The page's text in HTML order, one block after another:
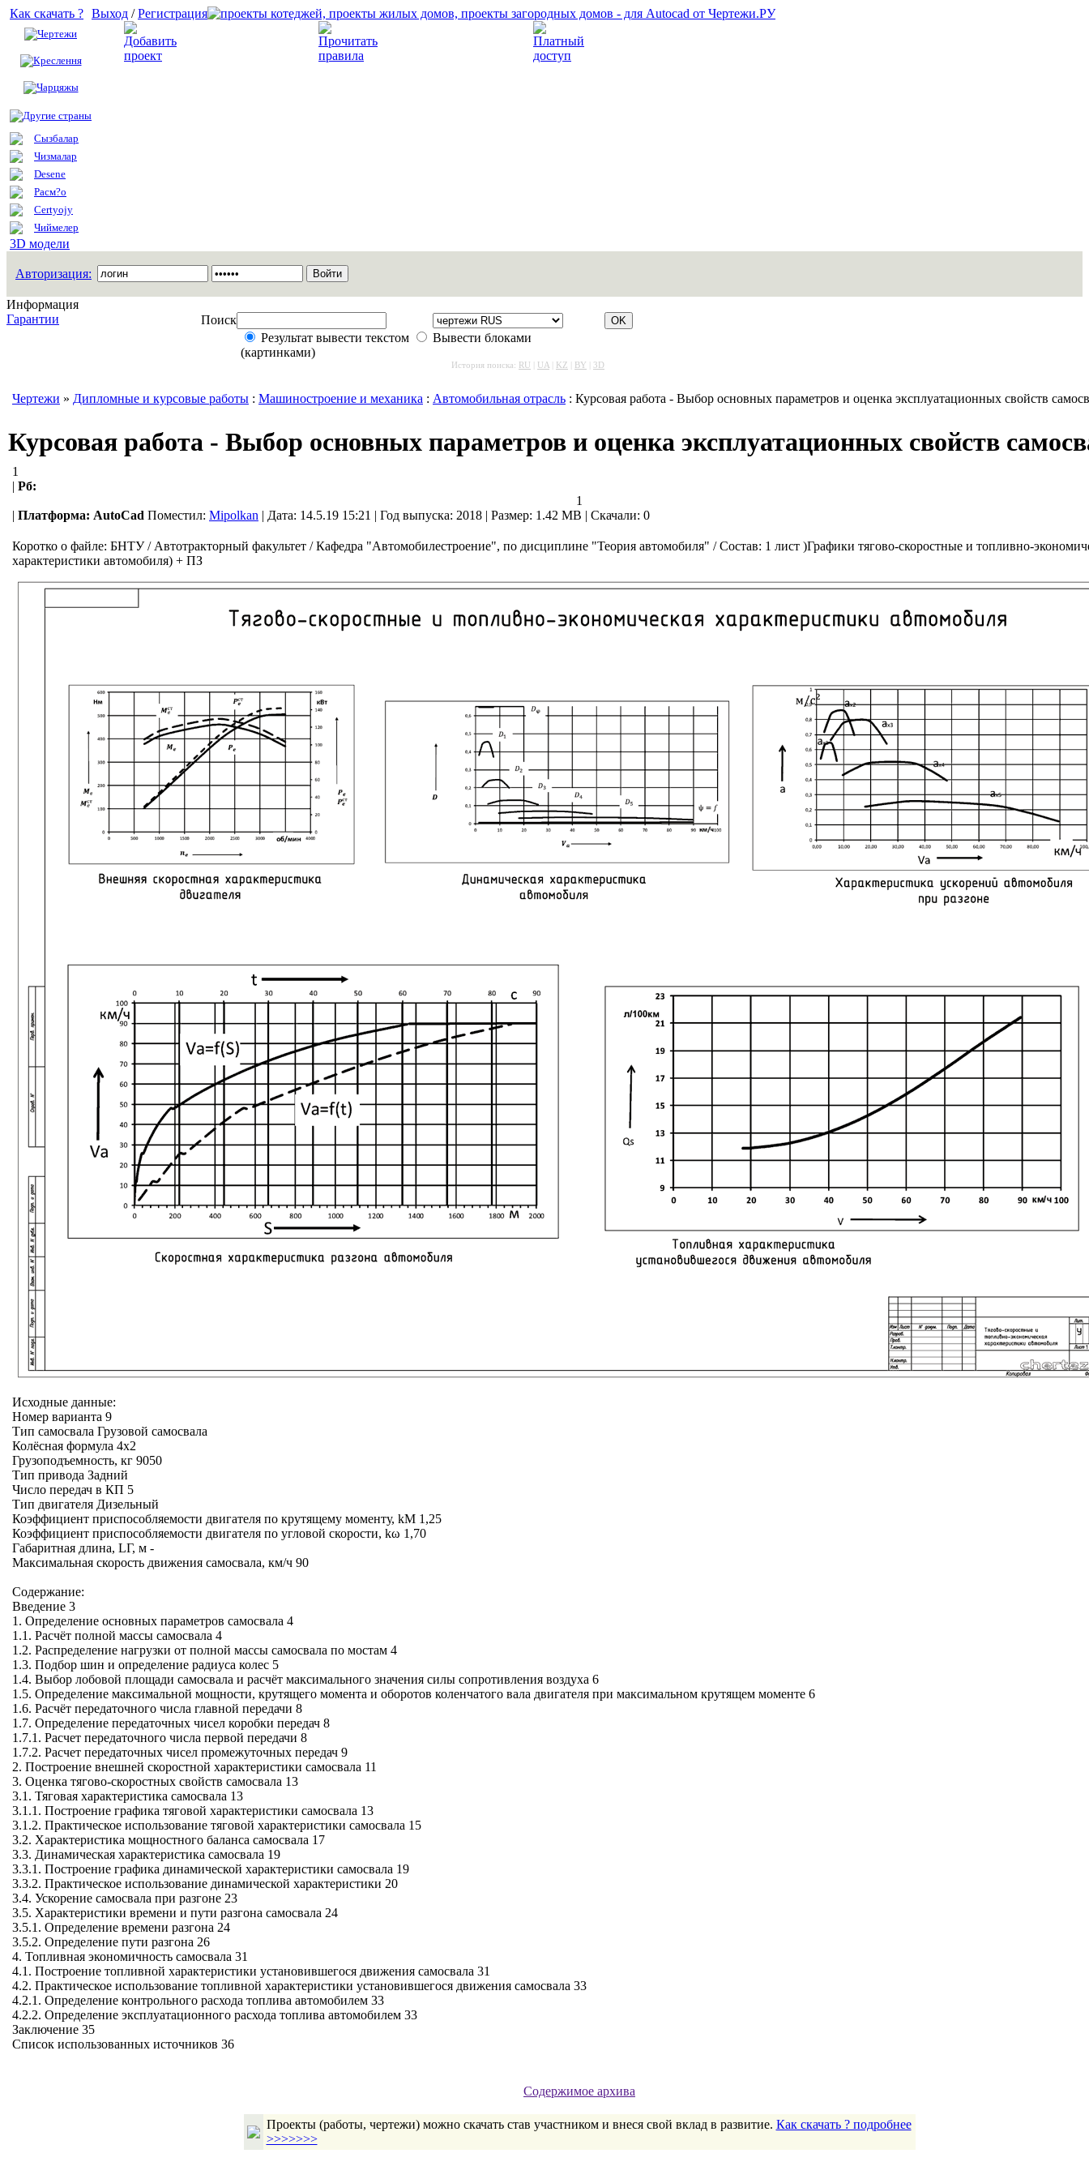
Как скачать ?
Чертежи
Креслення
Чарцяжы
Другие страны
Сызбалар
Чизмалар
Desene
Расм?о
Certyojy
Чиймелер
3D модели
Выход /Регистрация
Авторизация:
Информация
Гарантии
Поиск
Результат вывести текстом
Вывести блоками
(картинками)
История поиска: RU UA KZ BY 3D
Чертежи » Дипломные и курсовые работы : Машиностроение и механика : Автомобильная отрасль : Курсовая работа - Выбор основных параметров и оценка эксплуатационных свойств
Курсовая работа - Выбор основных параметров и оценка эксплуатационных свойств
1
| Рб:
1
| Платформа: AutoCad Поместил: Mipolkan | Дата: 14.5.19 15:21 | Год выпуска: 2018 | Размер: 1.42 MB | Скачали: 0
Коротко о файле: БНТУ / Автотракторный факультет / Кафедра "Автомобилестроение", по дисциплине "Теория автомобиля" / Состав: 1 лист )Графики тягово-скоростные и топливно-
характеристики автомобиля) + ПЗ
Исходные данные:
Номер варианта 9
Тип самосвала Грузовой самосвала
Колёсная формула 4х2
Грузоподъемность, кг 9050
Тип привода Задний
Число передач в КП 5
Тип двигателя Дизельный
Коэффициент приспособляемости двигателя по крутящему моменту, kM 1,25
Коэффициент приспособляемости двигателя по угловой скорости, kω 1,70
Габаритная длина, LГ, м -
Максимальная скорость движения самосвала, км/ч 90
Содержание:
Введение 3
1. Определение основных параметров самосвала 4
1.1. Расчёт полной массы самосвала 4
1.2. Распределение нагрузки от полной массы самосвала по мостам 4
1.3. Подбор шин и определение радиуса колес 5
1.4. Выбор лобовой площади самосвала и расчёт максимального значения силы сопротивления воздуха 6
1.5. Определение максимальной мощности, крутящего момента и оборотов коленчатого вала двигателя при максимальном крутящем моменте 6
1.6. Расчёт передаточного числа главной передачи 8
1.7. Определение передаточных чисел коробки передач 8
1.7.1. Расчет передаточного числа первой передачи 8
1.7.2. Расчет передаточных чисел промежуточных передач 9
2. Построение внешней скоростной характеристики самосвала 11
3. Оценка тягово-скоростных свойств самосвала 13
3.1. Тяговая характеристика самосвала 13
3.1.1. Построение графика тяговой характеристики самосвала 13
3.1.2. Практическое использование тяговой характеристики самосвала 15
3.2. Характеристика мощностного баланса самосвала 17
3.3. Динамическая характеристика самосвала 19
3.3.1. Построение графика динамической характеристики самосвала 19
3.3.2. Практическое использование динамической характеристики 20
3.4. Ускорение самосвала при разгоне 23
3.5. Характеристики времени и пути разгона самосвала 24
3.5.1. Определение времени разгона 24
3.5.2. Определение пути разгона 26
4. Топливная экономичность самосвала 31
4.1. Построение топливной характеристики установившегося движения самосвала 31
4.2. Практическое использование топливной характеристики установившегося движения самосвала 33
4.2.1. Определение контрольного расхода топлива автомобилем 33
4.2.2. Определение эксплуатационного расхода топлива автомобилем 33
Заключение 35
Список использованных источников 36
Содержимое архива
Проекты (работы, чертежи) можно скачать став участником и внеся свой вклад в развитие. Как скачать ? подробнее
>>>>>>>